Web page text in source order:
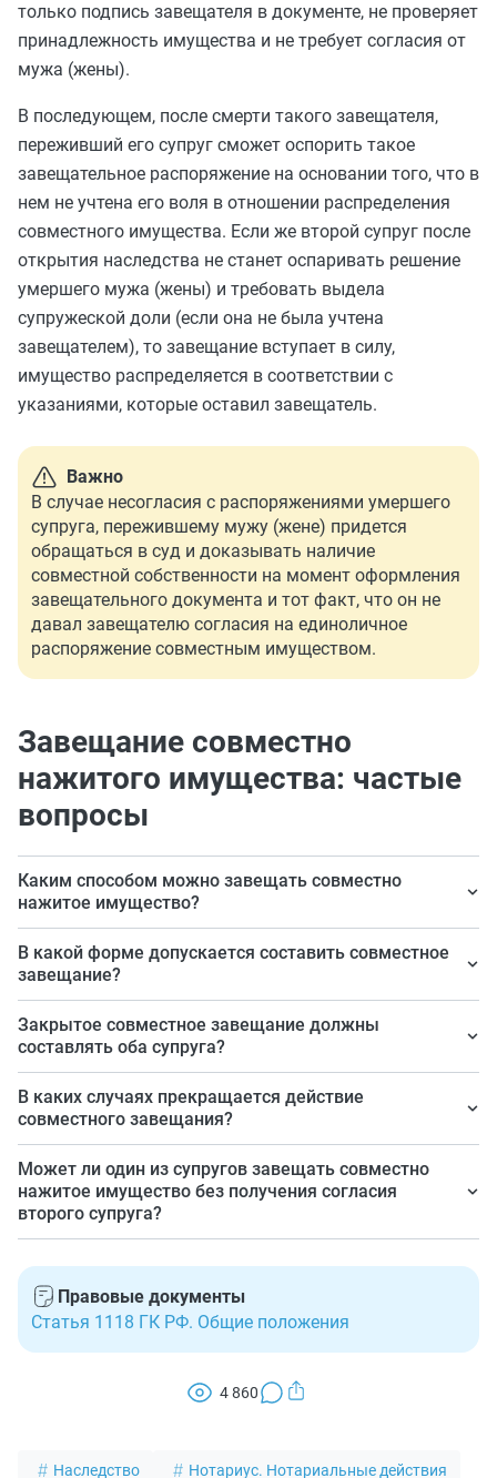
только подпись завещателя в документе, не проверяет
принадлежность имущества и не требует согласия от
мужа (жены).
В последующем, после смерти такого завещателя,
переживший его супруг сможет оспорить такое
завещательное распоряжение на основании того, что в
нем не учтена его воля в отношении распределения
совместного имущества. Если же второй супруг после
открытия наследства не станет оспаривать решение
умершего мужа (жены) и требовать выдела
супружеской доли (если она не была учтена
завещателем), то завещание вступает в силу,
имущество распределяется в соответствии с
указаниями, которые оставил завещатель.
Важно
В случае несогласия с распоряжениями умершего
супруга, пережившему мужу (жене) придется
обращаться в суд и доказывать наличие
совместной собственности на момент оформления
завещательного документа и тот факт, что он не
давал завещателю согласия на единоличное
распоряжение совместным имуществом.
Завещание совместно
нажитого имущества: частые
вопросы
Каким способом можно завещать совместно
нажитое имущество?
Муж и жена вправе составить совместное завещание
и удостоверить его у нотариуса.
В какой форме допускается составить совместное
завещание?
В форме открытого или закрытого завещания, в виде
завещательного распоряжения (в отношении
денежных средств).
Закрытое совместное завещание должны
составлять оба супруга?
Текст завещания пишет один из супругов, второй
читает его, подписывают документ и муж, и жена.
В каких случаях прекращается действие
совместного завещания?
При разводе, признании брака недействительным, в
случает отмены завещательного документа
совместно мужем и женой или одним из них.
Может ли один из супругов завещать совместно
нажитое имущество без получения согласия
второго супруга?
документа: переживший муж (жена) вправе оспорить
такое распоряжения и потребовать выделения
супружеской доли через суд.
Правовые документы
Статья 1118 ГК РФ. Общие положения
4 860
Наследство Нотариус. Нотариальные действия